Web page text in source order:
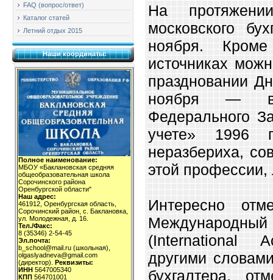
FAQ (вопрос/ответ)
Каталог статей
Летний отдых 2015
Наши координаты:
Полное наименование:
МБОУ «Баклановская средняя
общеобразовательная школа
Сорочинского района
Оренбургской области"
Наш адрес:
461912, Оренбургская область,
Сорочинский район, с. Баклановка,
ул. Молодежная, д. 16.
Тел./Факс:
8 (35346) 2-54-45
Эл.почта:
b_school@mail.ru (школьная),
olgaslyadneva@gmail.com
(директор). Реквизиты:
ИНН 5647005340
КПП 564701001
На
московского
ноября.
источниках
праздновании
ноября — в
Федерального
учете» 1996
неразбериха,
этой
Интересно
(International
другими
бухгалтера,